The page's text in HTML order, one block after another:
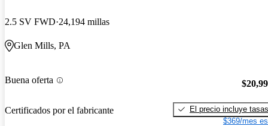
2.5 SV FWD 24,194 millas
Glen Mills, PA
Buena oferta
Certificados por el fabricante
El precio incluye tasas
$369/mes